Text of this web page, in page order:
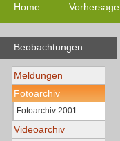
Home Vorhersage
Beobachtungen
Meldungen
Fotoarchiv
Fotoarchiv 2001
Videoarchiv